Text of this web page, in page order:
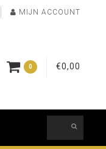
MIJN ACCOUNT
0 €0,00